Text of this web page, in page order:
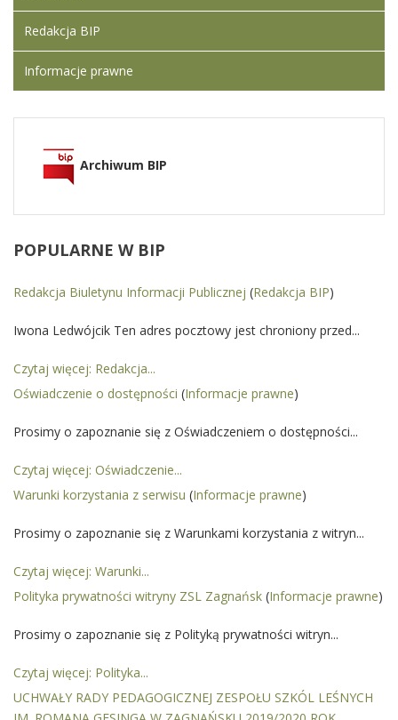
2023 07:14
Artykuł został
Usunięte
Zespołu
Szkół
Leśnych w
Dodane
Statut
Szkół
Zagnańsku
zmieniony.
Usunięte
załączniki
Szkoła
Statut
tekst
ujednolicony
Statut
tekst
ujednolicony
01.09.2023
wrzesień
Ledwójcik
Redakcja BIP
Informacje prawne
Archiwum BIP
POPULARNE W BIP
Redakcja Biuletynu Informacji Publicznej (Redakcja BIP)
Iwona Ledwójcik Ten adres pocztowy jest chroniony przed...
Czytaj więcej: Redakcja...
Oświadczenie o dostępności (Informacje prawne)
Prosimy o zapoznanie się z Oświadczeniem o dostępności...
Czytaj więcej: Oświadczenie...
Warunki korzystania z serwisu (Informacje prawne)
Prosimy o zapoznanie się z Warunkami korzystania z witryn...
Czytaj więcej: Warunki...
Polityka prywatności witryny ZSL Zagnańsk (Informacje prawne)
Prosimy o zapoznanie się z Polityką prywatności witryn...
Czytaj więcej: Polityka...
UCHWAŁY RADY PEDAGOGICZNEJ ZESPOŁU SZKÓL LEŚNYCH